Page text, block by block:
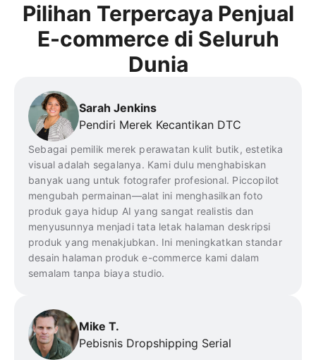
Pilihan Terpercaya Penjual
E-commerce di Seluruh
Dunia
Sarah Jenkins
Pendiri Merek Kecantikan DTC
Sebagai pemilik merek perawatan kulit butik, estetika
visual adalah segalanya. Kami dulu menghabiskan
banyak uang untuk fotografer profesional. Piccopilot
mengubah permainan—alat ini menghasilkan foto
produk gaya hidup AI yang sangat realistis dan
menyusunnya menjadi tata letak halaman deskripsi
produk yang menakjubkan. Ini meningkatkan standar
desain halaman produk e-commerce kami dalam
semalam tanpa biaya studio.
Mike T.
Pebisnis Dropshipping Serial